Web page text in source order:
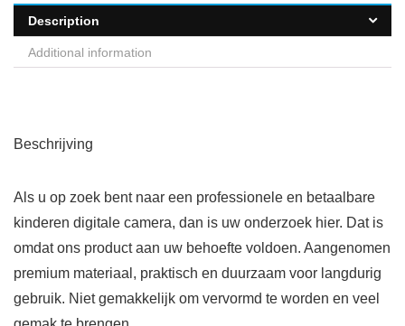
Description
Additional information
Beschrijving
Als u op zoek bent naar een professionele en betaalbare
kinderen digitale camera, dan is uw onderzoek hier. Dat is
omdat ons product aan uw behoefte voldoen. Aangenomen
premium materiaal, praktisch en duurzaam voor langdurig
gebruik. Niet gemakkelijk om vervormd te worden en veel